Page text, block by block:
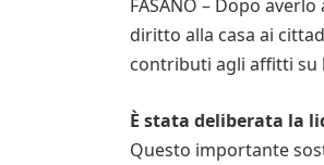
FASANO – Dopo
diritto alla casa ai
contributi agli affitti su
È stata deliberata la
Questo importante